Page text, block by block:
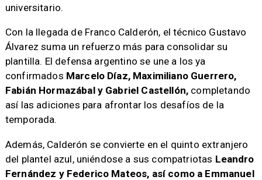
universitario.
Con la llegada de Franco Calderón, el técnico Gustavo
Álvarez suma un refuerzo más para consolidar su
plantilla. El defensa argentino se une a los ya
confirmados Marcelo Díaz, Maximiliano Guerrero,
Fabián Hormazábal y Gabriel Castellón, completando
así las adiciones para afrontar los desafíos de la
temporada.
Además, Calderón se convierte en el quinto extranjero
del plantel azul, uniéndose a sus compatriotas Leandro
Fernández y Federico Mateos, así como a Emmanuel